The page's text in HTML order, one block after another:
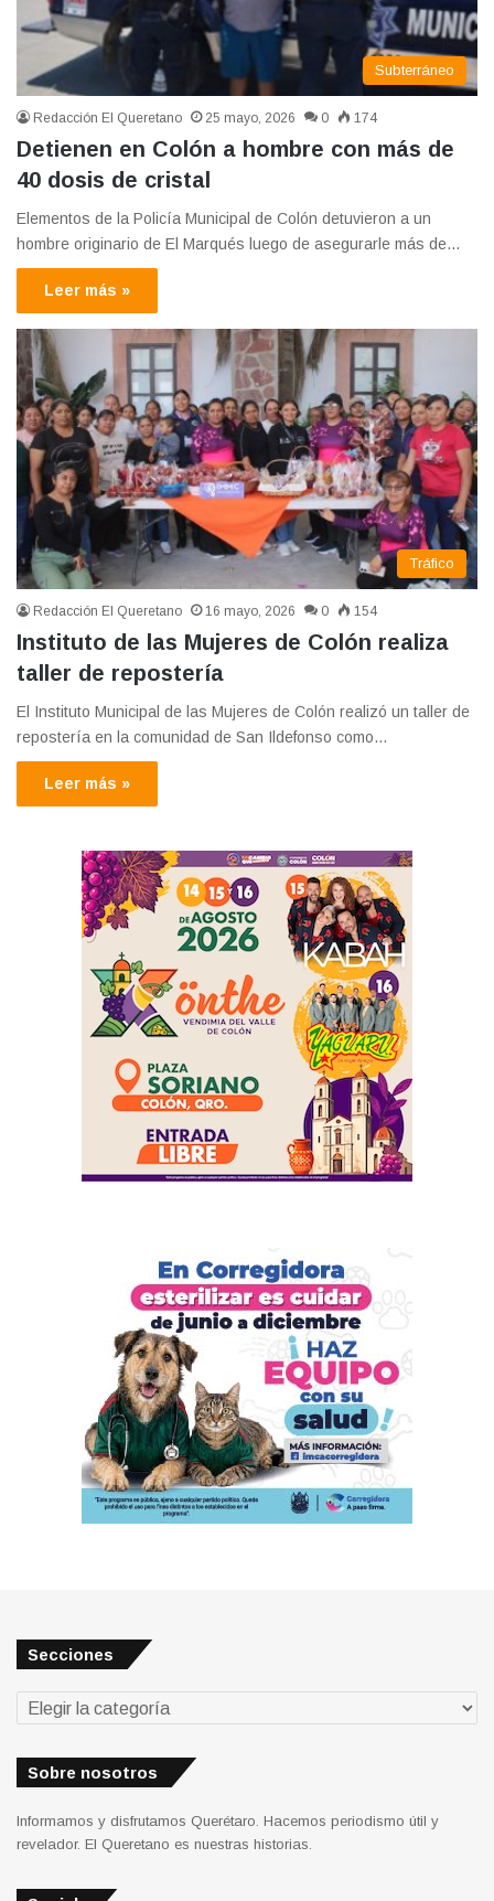
Subterráneo
Redacción El Queretano 25 mayo, 2026 0 174
Detienen en Colón a hombre con más de
40 dosis de cristal
Elementos de la Policía Municipal de Colón detuvieron a un
hombre originario de El Marqués luego de asegurarle más de…
Leer más »
Tráfico
Redacción El Queretano 16 mayo, 2026 0 154
Instituto de las Mujeres de Colón realiza
taller de repostería
El Instituto Municipal de las Mujeres de Colón realizó un taller de
repostería en la comunidad de San Ildefonso como…
Leer más »
Secciones
Secciones
Sobre nosotros
Informamos y disfrutamos Querétaro. Hacemos periodismo útil y
revelador. El Queretano es nuestras historias.